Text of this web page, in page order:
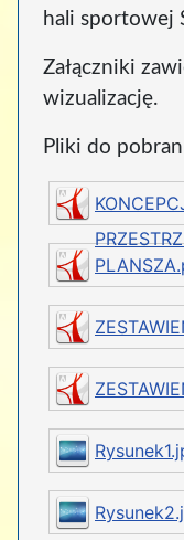
hali sportowej
Załączniki
wizualizację.
Pliki do